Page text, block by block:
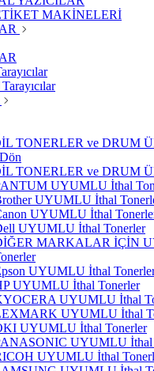
MAKİNELERİ
TONERLER ve DRUM
TONERLER ve DRUM
UYUMLU İthal
UYUMLU İthal
UYUMLU İthal
UYUMLU İthal Tonerler
MARKALAR İÇİN
UYUMLU İthal
UYUMLU İthal Tonerler
UYUMLU İthal
UYUMLU İthal
UYUMLU İthal Tonerler
UYUMLU İthal
UYUMLU İthal